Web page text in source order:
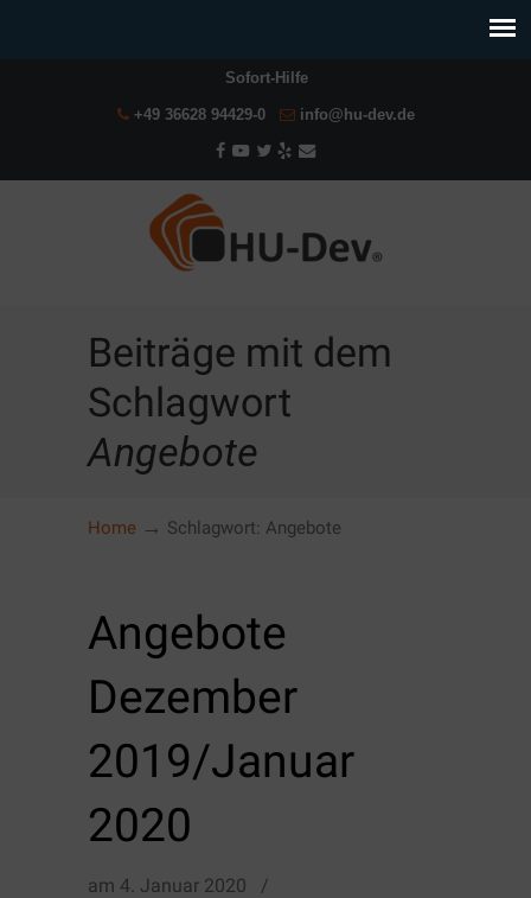
Sofort-Hilfe
+49 36628 94429-0 info@hu-dev.de
Beiträge mit dem
Schlagwort
Angebote
Home → Schlagwort: Angebote
Angebote
Dezember
2019/Januar
2020
am 4. Januar 2020
/